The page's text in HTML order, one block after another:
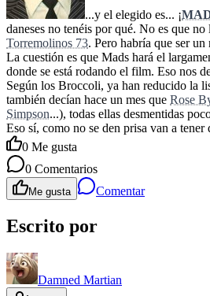
...y el elegido es... ¡
daneses no tenéis por qué. No es que
Torremolinos 73. Pero habría que ser
La cuestión es que Mads hará el
donde se está rodando el film. Eso nos
Según los Broccoli, ya han reducido la
también decían hace un mes que Rose
Simpson...), todas ellas desmentidas
Eso sí, como no se den prisa van a tener
0 Me gusta
0 Comentarios
Me gusta Comentar
Escrito por
Damned Martian